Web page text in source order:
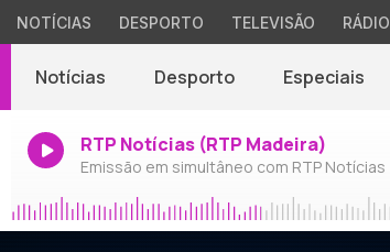
NOTÍCIAS DESPORTO TELEVISÃO RÁDIO
Notícias Desporto Especiais
RTP Notícias (RTP Madeira)
Emissão em simultâneo com RTP Notícias